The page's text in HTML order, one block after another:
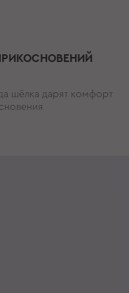
шёлка дарят комфорт